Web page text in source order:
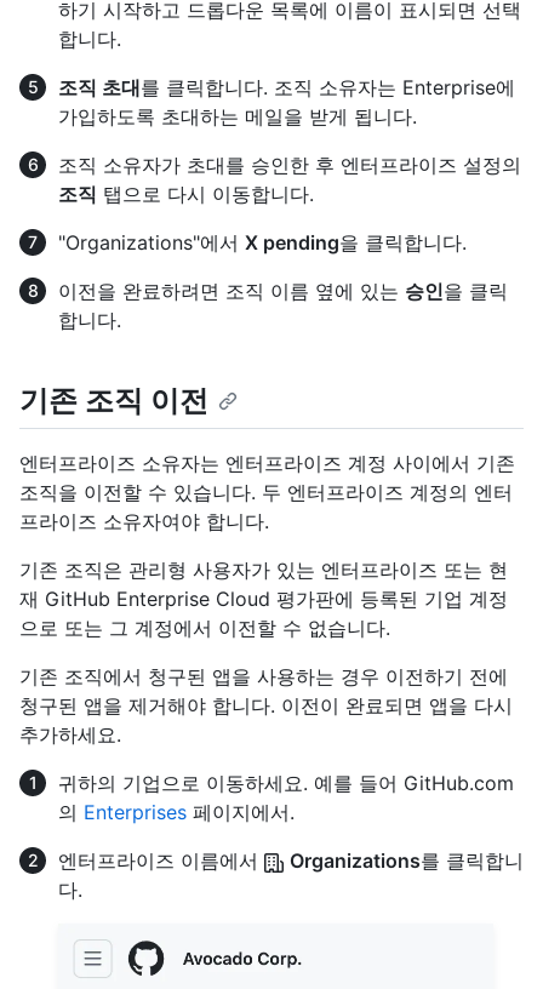
하기 시작하고 드롭다운 목록에 이름이 표시되면 선택
합니다.
조직 초대를 클릭합니다. 조직 소유자는 Enterprise에
가입하도록 초대하는 메일을 받게 됩니다.
조직 소유자가 초대를 승인한 후 엔터프라이즈 설정의
조직 탭으로 다시 이동합니다.
"Organizations"에서 X pending을 클릭합니다.
이전을 완료하려면 조직 이름 옆에 있는 승인을 클릭
합니다.
기존 조직 이전
엔터프라이즈 소유자는 엔터프라이즈 계정 사이에서 기존
조직을 이전할 수 있습니다. 두 엔터프라이즈 계정의 엔터
프라이즈 소유자여야 합니다.
기존 조직은 관리형 사용자가 있는 엔터프라이즈 또는 현
재 GitHub Enterprise Cloud 평가판에 등록된 기업 계정
으로 또는 그 계정에서 이전할 수 없습니다.
기존 조직에서 청구된 앱을 사용하는 경우 이전하기 전에
청구된 앱을 제거해야 합니다. 이전이 완료되면 앱을 다시
추가하세요.
귀하의 기업으로 이동하세요. 예를 들어 GitHub.com
의 Enterprises 페이지에서.
엔터프라이즈 이름에서
Organizations를 클릭합니
다.